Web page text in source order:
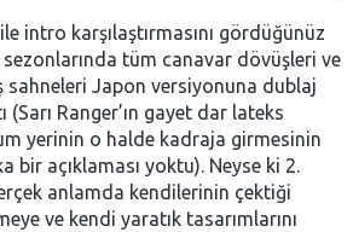
intro karşılaştırmasını gördüğünüz
sezonlarında tüm canavar dövüşleri ve
Japon versiyonuna dublaj
(Sarı Ranger’ın gayet dar lateks
yerinin o halde kadraja girmesinin
bir açıklaması yoktu). Neyse ki 2.
anlamda kendilerinin çektiği
ve kendi yaratık tasarımlarını